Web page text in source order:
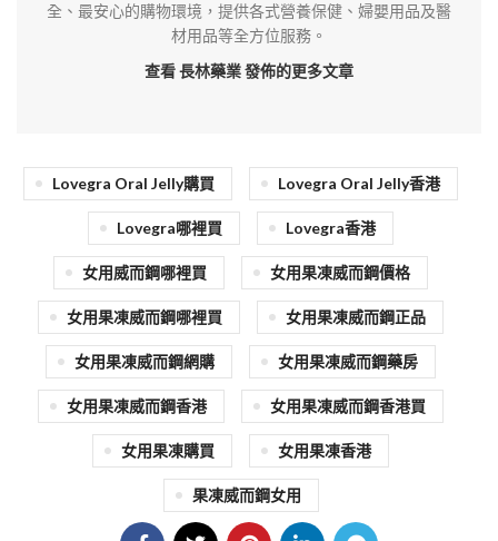
全、最安心的購物環境，提供各式營養保健、婦嬰用品及醫
材用品等全方位服務。
查看 長林藥業發佈的更多文章
Lovegra Oral Jelly購買 Lovegra Oral Jelly香港
Lovegra哪裡買 Lovegra香港
女用威而鋼哪裡買 女用果凍威而鋼價格
女用果凍威而鋼哪裡買 女用果凍威而鋼正品
女用果凍威而鋼網購 女用果凍威而鋼藥房
女用果凍威而鋼香港 女用果凍威而鋼香港買
女用果凍購買 女用果凍香港
果凍威而鋼女用